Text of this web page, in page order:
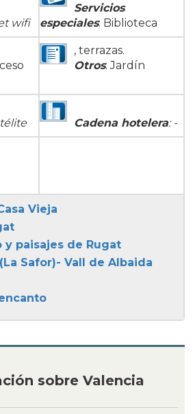
wifi
Servicios
especiales: Biblioteca
, terrazas.
Otros: Jardín
Cadena hotelera: -
Vieja
y paisajes de Rugat
Safor)- Vall de Albaida
sobre Valencia